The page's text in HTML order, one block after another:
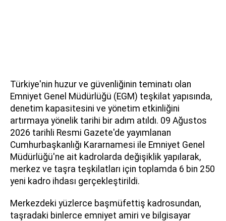
Türkiye'nin huzur ve güvenliğinin teminatı olan
Emniyet Genel Müdürlüğü (EGM) teşkilat yapısında,
denetim kapasitesini ve yönetim etkinliğini
artırmaya yönelik tarihi bir adım atıldı. 09 Ağustos
2026 tarihli Resmi Gazete'de yayımlanan
Cumhurbaşkanlığı Kararnamesi ile Emniyet Genel
Müdürlüğü'ne ait kadrolarda değişiklik yapılarak,
merkez ve taşra teşkilatları için toplamda 6 bin 250
yeni kadro ihdası gerçekleştirildi.
Merkezdeki yüzlerce başmüfettiş kadrosundan,
taşradaki binlerce emniyet amiri ve bilgisayar